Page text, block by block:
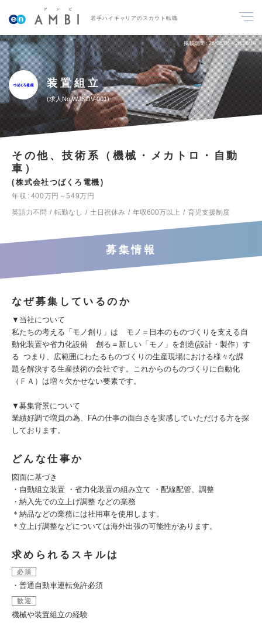
若手ハイキャリアのスカウト転職
掲載期間 26/08/06～26/08/19
装置組立
求人No.WJSOV-001
その他、技術系（機械・メカトロ・自動
車）
株式会社つばくろ電機
年収
400万円～549万円
英語力不問
転勤なし 土日祝休み 年収600万以上 育児支援制度
募集情報
なぜ募集しているのか
▼当社について
私たちの考える「モノ創り」は モノ＝日本のものづくりを支える自
動化装置や省力化設備 創る＝新しい「モノ」を創造(設計・製作）す
る つまり、広範囲にわたるものづくりの生産現場における様々な課
題を解決する生産技術の会社です。これからのものづくりに自動化
（ＦＡ）は増々欠かせない要素です。
▼募集背景について
業績好調で増員の為、FAの仕事の面白さを実感していただける方を探
しております。
どんな仕事か
図面に基づき
・自動組立装置 ・省力化装置の組み立て ・配線配管、調整
・納入先での立上げ調整 などの業務
＊納品などの業務には社用車を使用します。
＊立上げ調整などについては海外出張の可能性があります。
求められるスキルは
必須
・普通自動車運転免許必須
歓迎
機械や装置組立の経験